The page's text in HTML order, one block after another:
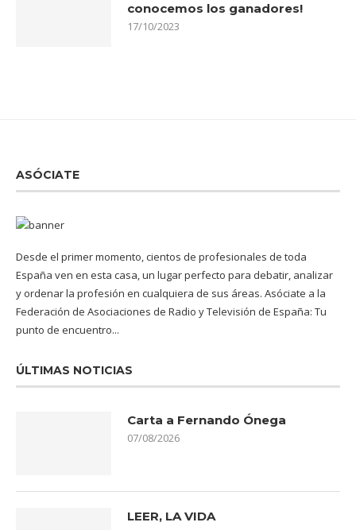
conocemos los ganadores!
17/10/2023
ASÓCIATE
Desde el primer momento, cientos de profesionales de toda
España ven en esta casa, un lugar perfecto para debatir, analizar
y ordenar la profesión en cualquiera de sus áreas. Asóciate a la
Federación de Asociaciones de Radio y Televisión de España: Tu
punto de encuentro...
ÚLTIMAS NOTICIAS
Carta a Fernando Ónega
07/08/2026
LEER, LA VIDA